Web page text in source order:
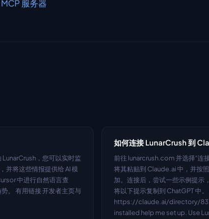
服务器
，您可以实时监
并将这些情报提供给 AI 模
中进行自然语言查
。 有用链接 开发者主页与
如何连接 LunarCrush 到
前往 lunarcrush.com 并选择“连
将其粘贴到 Claude.ai 中，并按
加。连接后，尝试一些示例提示
将以下提示复制到 ChatGPT 中
https://claude.ai/directory/
installed help me set up. Use